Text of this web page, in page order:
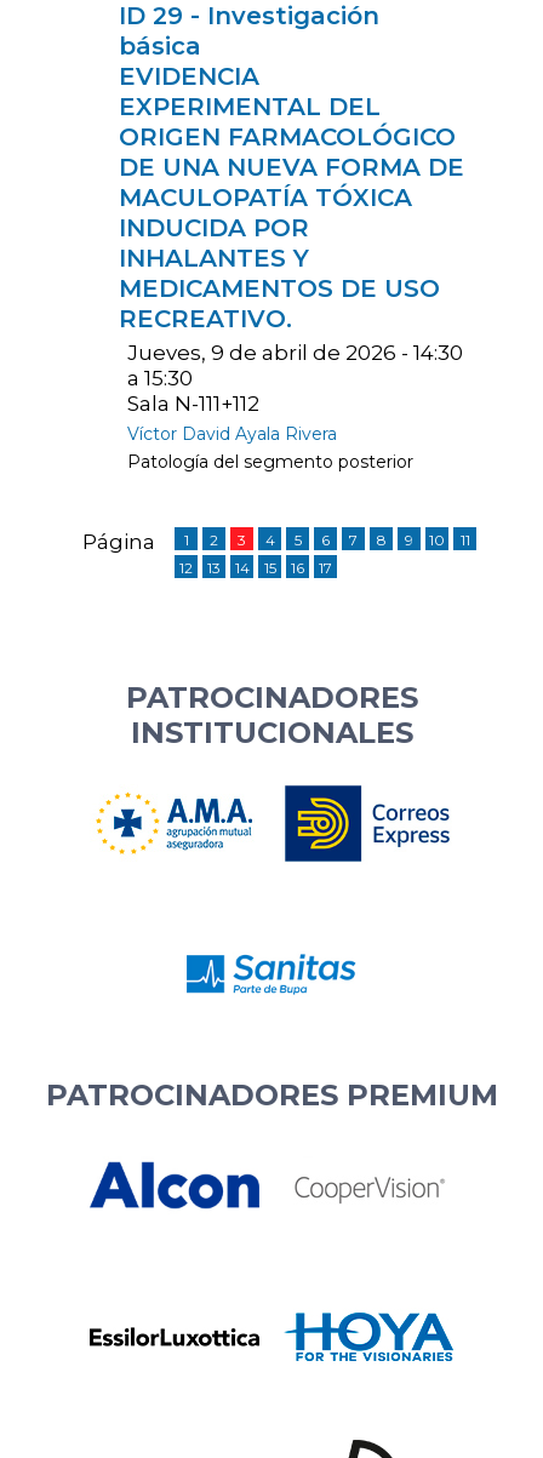
ID 29 - Investigación
básica
EVIDENCIA
EXPERIMENTAL DEL
ORIGEN FARMACOLÓGICO
DE UNA NUEVA FORMA DE
MACULOPATÍA TÓXICA
INDUCIDA POR
INHALANTES Y
MEDICAMENTOS DE USO
RECREATIVO.
Jueves, 9 de abril de 2026 - 14:30
a 15:30
Sala N-111+112
Víctor David Ayala Rivera
Patología del segmento posterior
Página 1 2 3 4 5 6 7 8 9 10
11
12
13 14 15 16 17
PATROCINADORES
INSTITUCIONALES
PATROCINADORES PREMIUM